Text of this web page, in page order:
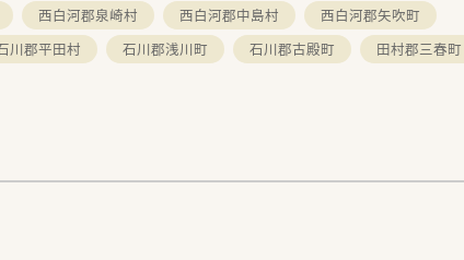
西白河郡泉崎村 西白河郡中島村
西白河郡矢吹町
川郡平田村 石川郡浅川町 石川郡古殿町
田村郡三春町